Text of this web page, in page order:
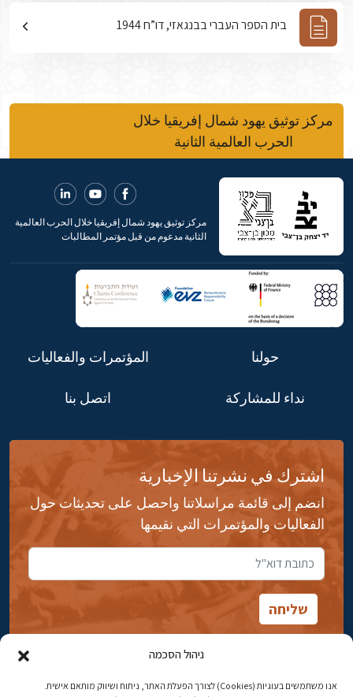
ניהול הסכמה
אנו משתמשים בעוגיות (Cookies) לצורך הפעלת האתר, ניתוח ושיווק מותאם אישית.
בית הספר העברי בבנגאזי, דו”ח 1944
مركز توثيق يهود شمال إفريقيا خلال
الحرب العالمية الثانية
مركز توثيق يهود شمال إفريقيا خلال الحرب العالمية
الثانية مدعوم من قبل مؤتمر المطالبات
حولنا المؤتمرات والفعاليات
نداء للمشاركة اتصل بنا
اشترك في نشرتنا الإخبارية
انضم إلى قائمة مراسلاتنا واحصل على تحديثات حول
الفعاليات والمؤتمرات التي نقيمها
شارع ابن جبيرول، رحافيا ١٤ أورشليم - القدس